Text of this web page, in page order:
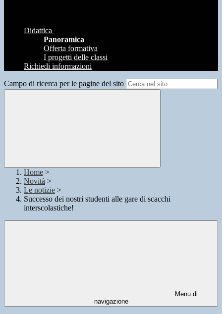
Didattica
Panoramica
Offerta formativa
I progetti delle classi
Richiedi informazioni
Campo di ricerca per le pagine del sito
Home >
Novità >
Le notizie >
Successo dei nostri studenti alle gare di scacchi
interscolastiche!
Menu di
navigazione